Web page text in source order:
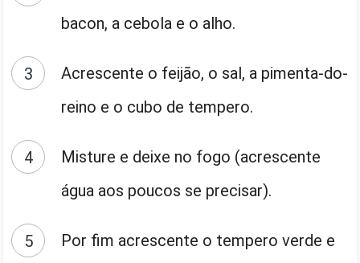
bacon, a cebola e o alho.
Acrescente o feijão, o sal, a pimenta-do-
reino e o cubo de tempero.
Misture e deixe no fogo (acrescente
água aos poucos se precisar).
Por fim acrescente o tempero verde e